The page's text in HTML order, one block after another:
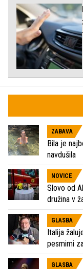
ZABAVA
Bila je
navdušila
NOVICE
Slovo od
družina v
GLASBA
Italija
pesmimi
GLASBA